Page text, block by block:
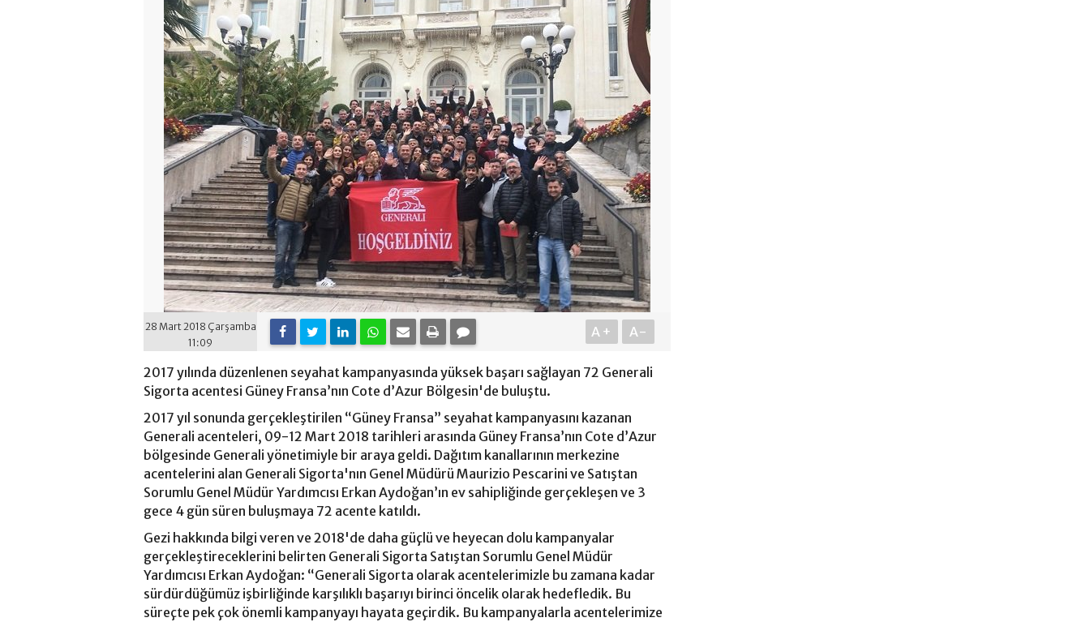
28 Mart 2018 Çarşamba
11:09
A+ A-
2017 yılında düzenlenen seyahat kampanyasında yüksek başarı sağlayan 72 Generali
Sigorta acentesi Güney Fransa’nın Cote d’Azur Bölgesin'de buluştu.
2017 yıl sonunda gerçekleştirilen “Güney Fransa” seyahat kampanyasını kazanan
Generali acenteleri, 09-12 Mart 2018 tarihleri arasında Güney Fransa’nın Cote d’Azur
bölgesinde Generali yönetimiyle bir araya geldi. Dağıtım kanallarının merkezine
acentelerini alan Generali Sigorta'nın Genel Müdürü Maurizio Pescarini ve Satıştan
Sorumlu Genel Müdür Yardımcısı Erkan Aydoğan’ın ev sahipliğinde gerçekleşen ve 3
gece 4 gün süren buluşmaya 72 acente katıldı.
Gezi hakkında bilgi veren ve 2018'de daha güçlü ve heyecan dolu kampanyalar
gerçekleştireceklerini belirten Generali Sigorta Satıştan Sorumlu Genel Müdür
Yardımcısı Erkan Aydoğan: “Generali Sigorta olarak acentelerimizle bu zamana kadar
sürdürdüğümüz işbirliğinde karşılıklı başarıyı birinci öncelik olarak hedefledik. Bu
süreçte pek çok önemli kampanyayı hayata geçirdik. Bu kampanyalarla acentelerimize